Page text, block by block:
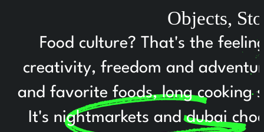
Objects,
Food culture? That's the
creativity, freedom and
and favorite foods, long cooking
It's nightmarkets and dubai